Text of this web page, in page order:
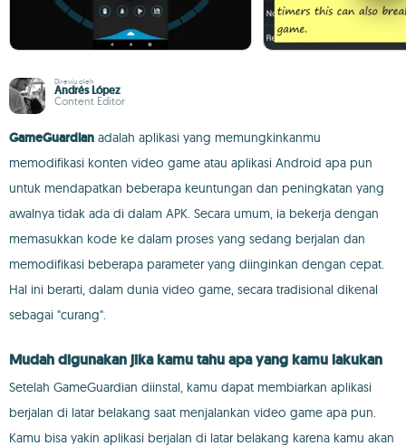
Direviu oleh
Andrés López
Content Editor
GameGuardian adalah aplikasi yang memungkinkanmu
memodifikasi konten video game atau aplikasi Android apa pun
untuk mendapatkan beberapa keuntungan dan peningkatan yang
awalnya tidak ada di dalam APK. Secara umum, ia bekerja dengan
memasukkan kode ke dalam proses yang sedang berjalan dan
memodifikasi beberapa parameter yang diinginkan dengan cepat.
Hal ini berarti, dalam dunia video game, secara tradisional dikenal
sebagai "curang".
Mudah digunakan jika kamu tahu apa yang kamu lakukan
Setelah GameGuardian diinstal, kamu dapat membiarkan aplikasi
berjalan di latar belakang saat menjalankan video game apa pun.
Kamu bisa yakin aplikasi berjalan di latar belakang karena kamu akan